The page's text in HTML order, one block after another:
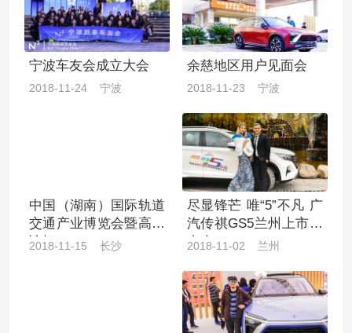
宁波车友会成立大会
2018-11-24 宁波
余慈地区用户见面会
2018-11-23 宁波
中国（湖南）国际轨道
交通产业博览会暨高峰
论坛
2018-11-15 长沙
尽显锋芒 唯“5”不凡 广
汽传祺GS5兰州上市发
布会
2018-11-02 兰州